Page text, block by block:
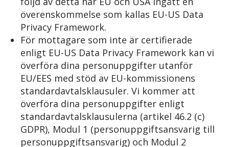
överenskommelse som kallas EU-US Data
Privacy Framework.
För mottagare som inte är certifierade
enligt EU-US Data Privacy Framework kan vi
överföra dina personuppgifter utanför
EU/EES med stöd av EU-kommissionens
standardavtalsklausuler. Vi kommer att
överföra dina personuppgifter enligt
standardavtalsklausulerna (artikel 46.2 (c)
GDPR), Modul 1 (personuppgiftsansvarig till
personuppgiftsansvarig) och Modul 2